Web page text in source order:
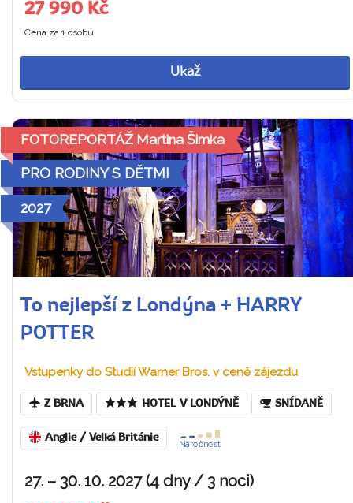
27 990 Kč
Cena za 1 osobu
Ukaž
FOTOREPORTÁŽ Martina Šimka
PRO RODINY S DĚTMI
2027
To nejlepší z Londýna + HARRY
POTTER
Vstupenky do Studií Warner Bros. v ceně zájezdu
Z BRNA HOTEL V LONDÝNĚ SNÍDANĚ
Anglie / Velká Británie
Náročnost
27. – 30. 10. 2027 (4 dny / 3 noci)